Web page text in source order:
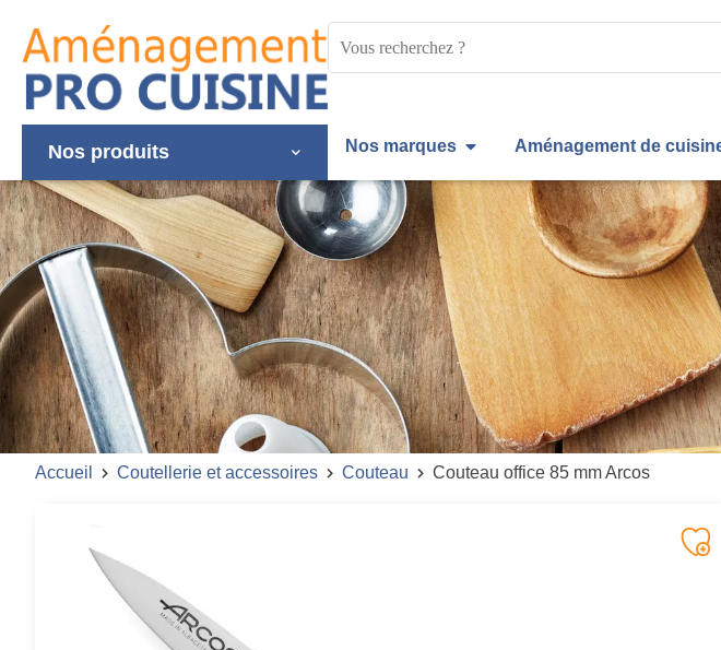
Nos produits Nos marques Aménagement de
Accueil Coutellerie et accessoires Couteau Couteau office 85 mm Arcos